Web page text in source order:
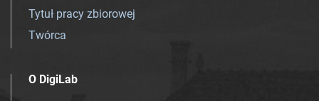
Tytuł pracy zbiorowej
Twórca
O DigiLab